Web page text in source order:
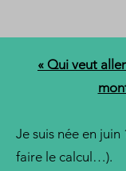
« Qui veut
Je suis née en juin
faire le calcul…).